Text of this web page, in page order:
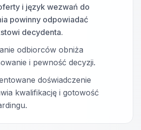
i język wezwań do
powinny odpowiadać
decydenta.
odbiorców obniża
i pewność decyzji.
doświadczenie
kwalifikację i gotowość